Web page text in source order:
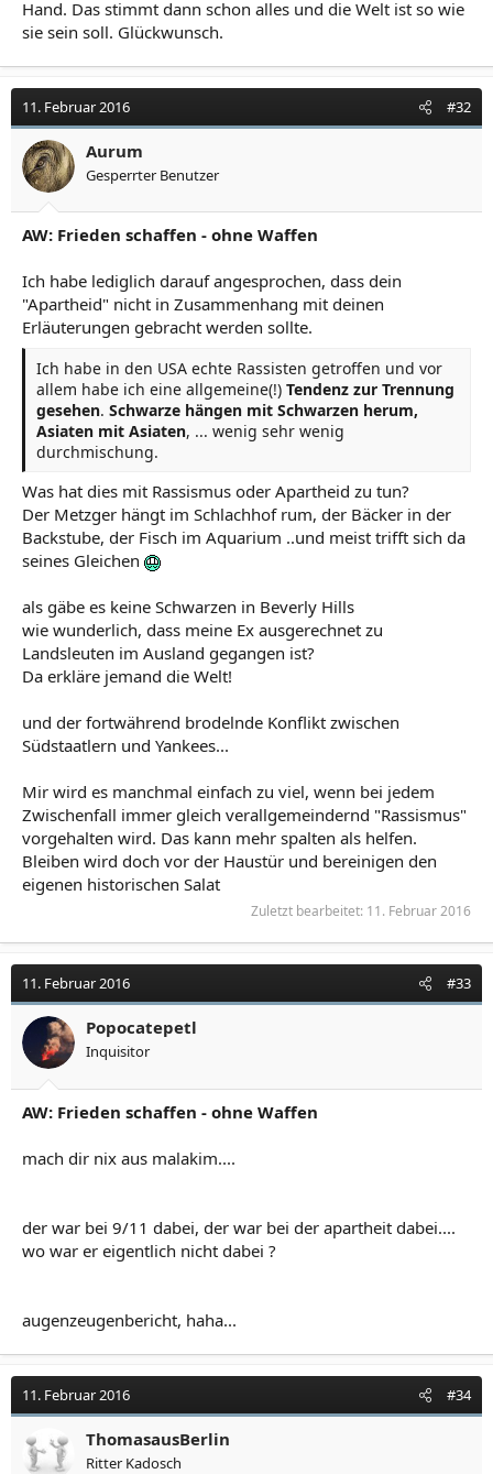
Hand. Das stimmt dann schon alles und die Welt ist so wie
sie sein soll. Glückwunsch.
11. Februar 2016 #32
Aurum
Gesperrter Benutzer
AW: Frieden schaffen - ohne Waffen
Ich habe lediglich darauf angesprochen, dass dein
"Apartheid" nicht in Zusammenhang mit deinen
Erläuterungen gebracht werden sollte.
Ich habe in den USA echte Rassisten getroffen und vor
allem habe ich eine allgemeine(!) Tendenz zur Trennung
gesehen. Schwarze hängen mit Schwarzen herum,
Asiaten mit Asiaten, ... wenig sehr wenig
durchmischung.
Was hat dies mit Rassismus oder Apartheid zu tun?
Der Metzger hängt im Schlachhof rum, der Bäcker in der
Backstube, der Fisch im Aquarium ..und meist trifft sich da
seines Gleichen
als gäbe es keine Schwarzen in Beverly Hills
wie wunderlich, dass meine Ex ausgerechnet zu
Landsleuten im Ausland gegangen ist?
Da erkläre jemand die Welt!
und der fortwährend brodelnde Konflikt zwischen
Südstaatlern und Yankees...
Mir wird es manchmal einfach zu viel, wenn bei jedem
Zwischenfall immer gleich verallgemeindernd "Rassismus"
vorgehalten wird. Das kann mehr spalten als helfen.
Bleiben wird doch vor der Haustür und bereinigen den
eigenen historischen Salat
Zuletzt bearbeitet: 11. Februar 2016
11. Februar 2016 #33
Popocatepetl
Inquisitor
AW: Frieden schaffen - ohne Waffen
mach dir nix aus malakim....
der war bei 9/11 dabei, der war bei der apartheit dabei....
wo war er eigentlich nicht dabei ?
augenzeugenbericht, haha...
11. Februar 2016 #34
ThomasausBerlin
Ritter Kadosch